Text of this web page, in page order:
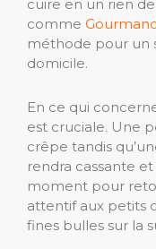
cuire en un rien
comme
méthode pour un
domicile.
En ce qui
est cruciale. Une
crêpe tandis
rendra cassante
moment pour
attentif aux petits
fines bulles sur la